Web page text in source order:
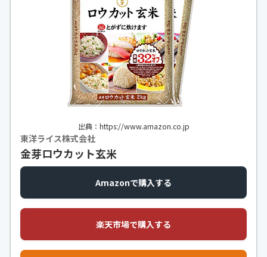
出典：https://www.amazon.co.jp
東洋ライス株式会社
金芽ロウカット玄米
Amazonで購入する
楽天市場で購入する